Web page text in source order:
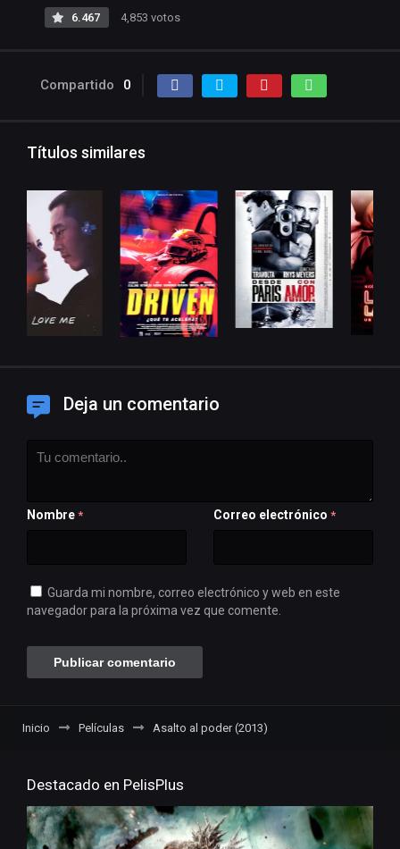
6.467 4,853 votos
Compartido 0
Títulos similares
Deja un comentario
Nombre * Correo electrónico *
Guarda mi nombre, correo electrónico y web en este
navegador para la próxima vez que comente.
Inicio Películas Asalto al poder (2013)
Destacado en PelisPlus